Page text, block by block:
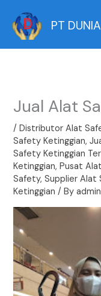
content
PT
Jual Alat
/Distributor Alat
Safety Ketinggian,
Safety Ketinggian
Ketinggian,Pusat
Safety,Supplier Alat
Ketinggian / Byadmin